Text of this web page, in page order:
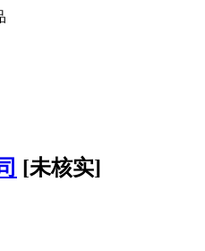
[未核实]